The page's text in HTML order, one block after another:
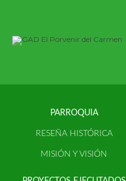
PARROQUIA
RESEÑA HISTÓRICA
MISIÓN Y VISIÓN